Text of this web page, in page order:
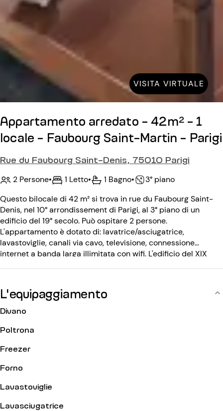
VISITA VIRTUALE
Appartamento arredato - 42m² - 1
locale - Faubourg Saint-Martin - Parigi
Rue du Faubourg Saint-Denis, 75010 Parigi
2 Persone• 1 Letto• 1 Bagno•
3° piano
Questo bilocale di 42 m² si trova in rue du Faubourg Saint-
Denis, nel 10° arrondissement di Parigi, al 3° piano di un
edificio del 19° secolo. Può ospitare 2 persone.
L'appartamento è dotato di: lavatrice/asciugatrice,
lavastoviglie, canali via cavo, televisione, connessione
internet a banda larga illimitata con wifi. L'edificio del XIX
L'equipaggiamento
Divano
Poltrona
Freezer
Forno
Lavastoviglie
Lavasciugatrice